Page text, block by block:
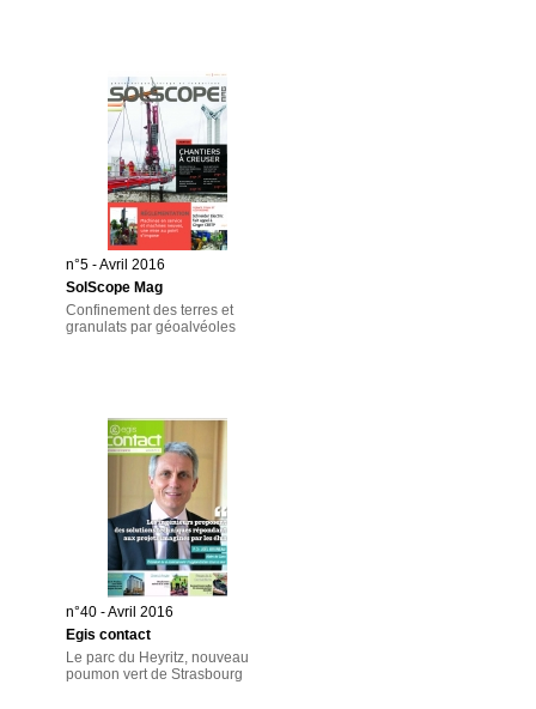
n°5 - Avril 2016
SolScope Mag
Confinement des terres et
granulats par géoalvéoles
n°40 - Avril 2016
Egis contact
Le parc du Heyritz, nouveau
poumon vert de Strasbourg